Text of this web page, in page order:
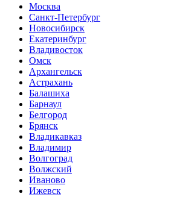
Москва
Санкт-Петербург
Новосибирск
Екатеринбург
Владивосток
Омск
Архангельск
Астрахань
Балашиха
Барнаул
Белгород
Брянск
Владикавказ
Владимир
Волгоград
Волжский
Иваново
Ижевск